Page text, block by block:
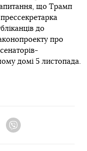
що Трамп
до
про
домі 5 листопада.
Telegram